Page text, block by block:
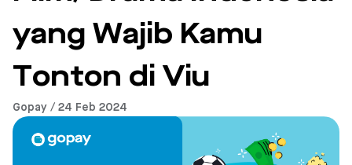
yang Wajib Kamu
Tonton di Viu
Gopay / 24 Feb 2024